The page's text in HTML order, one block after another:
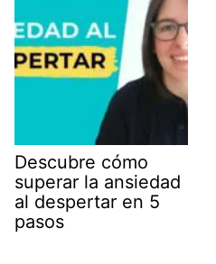
Descubre cómo
superar la ansiedad
al despertar en 5
pasos